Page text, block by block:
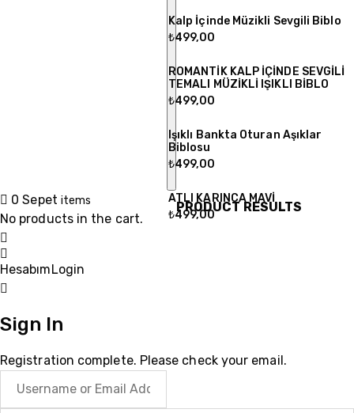
Kalp İçinde Müzikli Sevgili Biblo
₺499,00
ROMANTİK KALP İÇİNDE SEVGİLİ
TEMALI MÜZİKLİ IŞIKLI BİBLO
₺499,00
Işıklı Bankta Oturan Aşıklar
Biblosu
₺499,00
ATLI KARINCA MAVİ
₺499,00
PRODUCT RESULTS
0 Sepet items
No products in the cart.
HesabımLogin
Sign In
Registration complete. Please check your email.